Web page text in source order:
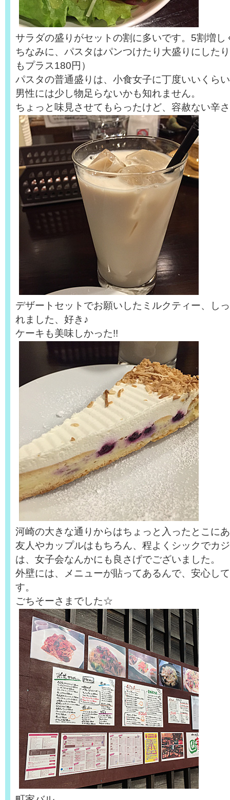
サラダの盛りがセットの割に多いです。5割増し
ちなみに、パスタはパンつけたり大盛りにした
もプラス180円）
パスタの普通盛りは、小食女子に丁度いいくら
男性には少し物足らないかも知れません。
ちょっと味見させてもらったけど、容赦ない辛
デザートセットでお願いしたミルクティー、し
れました、好き♪
ケーキも美味しかった!!
河崎の大きな通りからはちょっと入ったとこに
友人やカップルはもちろん、程よくシックでカ
は、女子会なんかにも良さげでございました。
外壁には、メニューが貼ってあるんで、安心し
す。
ごちそーさまでした☆